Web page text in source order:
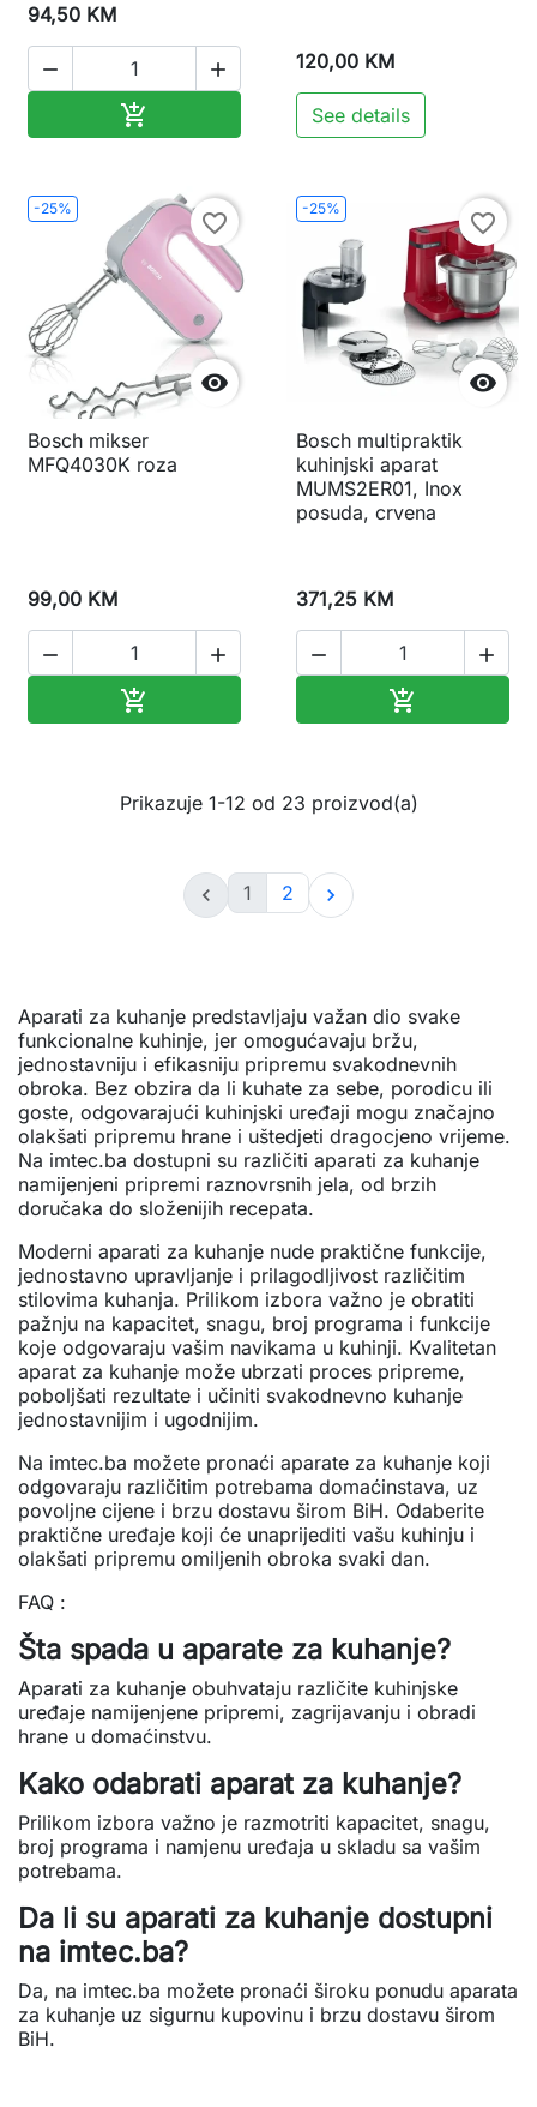
94,50 KM
 

120,00 KM
See details
-25%

favorite_border
Bosch mikser
MFQ4030K roza
99,00 KM
 

-25%

favorite_border
Bosch multipraktik
kuhinjski aparat
MUMS2ER01, Inox
posuda, crvena
371,25 KM
 

Prikazuje 1-12 od 23 proizvod(a)
 1 2 
Aparati za kuhanje predstavljaju važan dio svake
funkcionalne kuhinje, jer omogućavaju bržu,
jednostavniju i efikasniju pripremu svakodnevnih
obroka. Bez obzira da li kuhate za sebe, porodicu ili
goste, odgovarajući kuhinjski uređaji mogu značajno
olakšati pripremu hrane i uštedjeti dragocjeno vrijeme.
Na imtec.ba dostupni su različiti aparati za kuhanje
namijenjeni pripremi raznovrsnih jela, od brzih
doručaka do složenijih recepata.
Moderni aparati za kuhanje nude praktične funkcije,
jednostavno upravljanje i prilagodljivost različitim
stilovima kuhanja. Prilikom izbora važno je obratiti
pažnju na kapacitet, snagu, broj programa i funkcije
koje odgovaraju vašim navikama u kuhinji. Kvalitetan
aparat za kuhanje može ubrzati proces pripreme,
poboljšati rezultate i učiniti svakodnevno kuhanje
jednostavnijim i ugodnijim.
Na imtec.ba možete pronaći aparate za kuhanje koji
odgovaraju različitim potrebama domaćinstava, uz
povoljne cijene i brzu dostavu širom BiH. Odaberite
praktične uređaje koji će unaprijediti vašu kuhinju i
olakšati pripremu omiljenih obroka svaki dan.
FAQ :
Šta spada u aparate za kuhanje?
Aparati za kuhanje obuhvataju različite kuhinjske
uređaje namijenjene pripremi, zagrijavanju i obradi
hrane u domaćinstvu.
Kako odabrati aparat za kuhanje?
Prilikom izbora važno je razmotriti kapacitet, snagu,
broj programa i namjenu uređaja u skladu sa vašim
potrebama.
Da li su aparati za kuhanje dostupni
na imtec.ba?
Da, na imtec.ba možete pronaći široku ponudu aparata
za kuhanje uz sigurnu kupovinu i brzu dostavu širom
BiH.